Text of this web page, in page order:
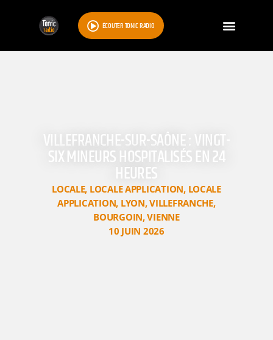
ÉCOUTER TONIC RADIO
VILLEFRANCHE-SUR-SAÔNE : VINGT-
SIX MINEURS HOSPITALISÉS EN 24
HEURES
LOCALE, LOCALE APPLICATION, LOCALE
APPLICATION, LYON,VILLEFRANCHE,
BOURGOIN,VIENNE
10 JUIN 2026